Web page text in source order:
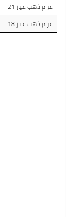
غرام ذهب عيار 21
غرام ذهب عيار 18